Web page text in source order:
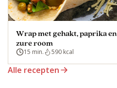
Wrap met gehakt, paprika en
zure room
15 min. 590 kcal
Alle recepten